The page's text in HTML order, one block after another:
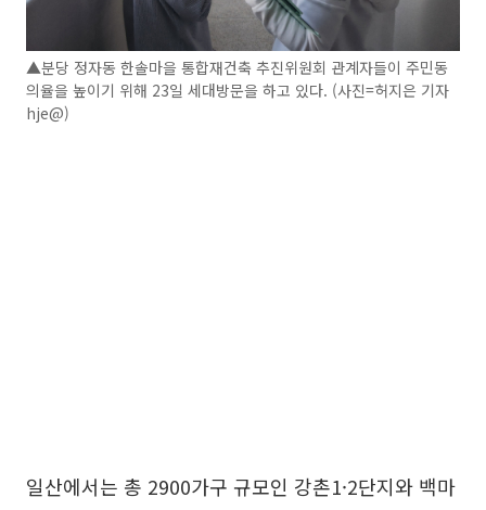
▲분당 정자동 한솔마을 통합재건축 추진위원회 관계자들이 주민동
의율을 높이기 위해 23일 세대방문을 하고 있다. (사진=허지은 기자
hje@)
일산에서는 총 2900가구 규모인 강촌1·2단지와 백마